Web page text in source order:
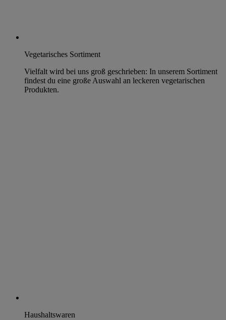
Vegetarisches Sortiment
Vielfalt wird bei uns groß geschrieben: In unserem Sortiment
findest du eine große Auswahl an leckeren vegetarischen
Produkten.
Haushaltswaren